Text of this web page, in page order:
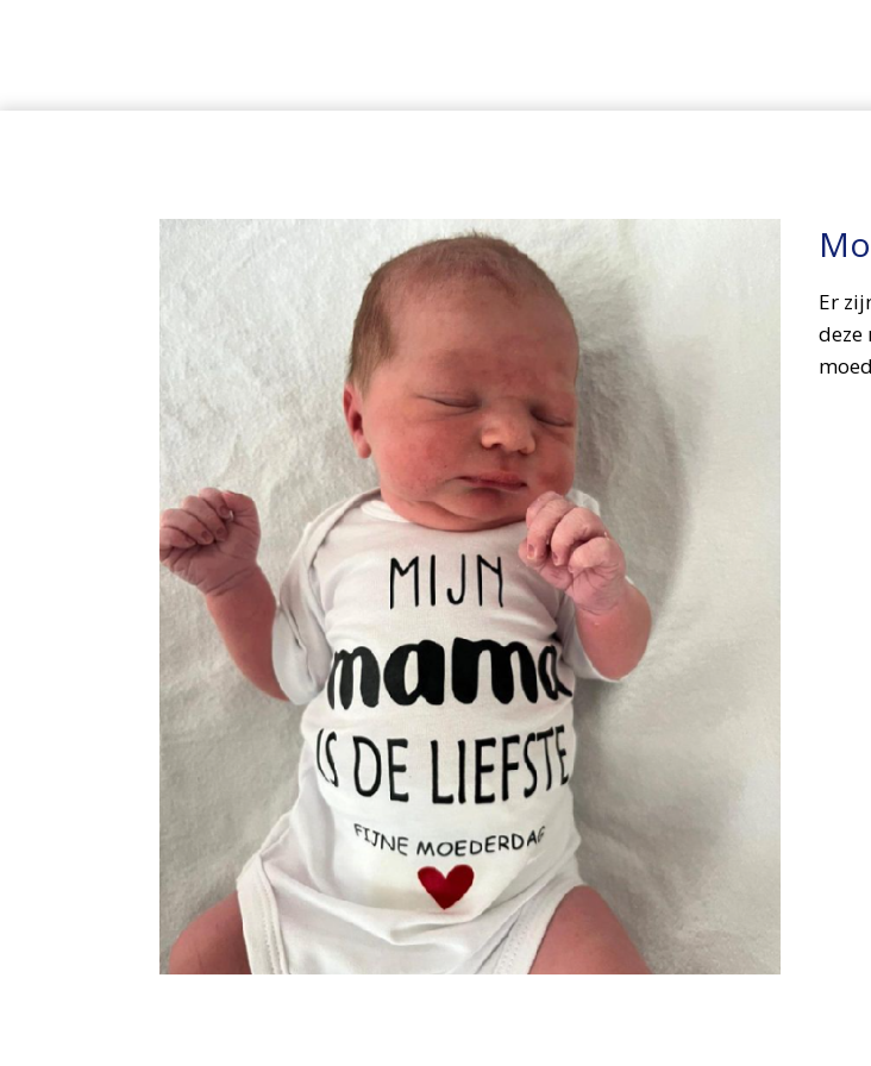
Er
deze